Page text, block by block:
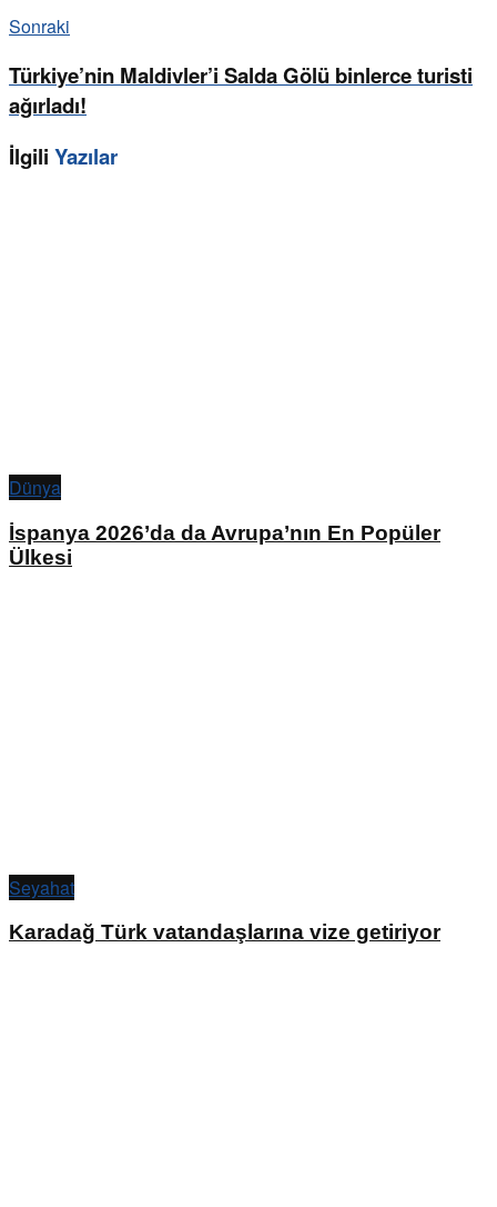
Sonraki
Türkiye’nin Maldivler’i Salda Gölü binlerce turisti
ağırladı!
İlgili Yazılar
Dünya
İspanya 2026’da da Avrupa’nın En Popüler
Ülkesi
Seyahat
Karadağ Türk vatandaşlarına vize getiriyor